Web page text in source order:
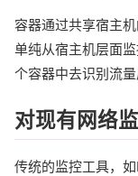
容器通过共享宿主
单纯从宿主机层面
个容器中去识别流量
对现有网络
传统的监控工具，